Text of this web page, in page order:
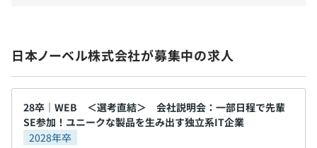
レベル1~5までの等級制人事考課
各職種、レベルに応じた給与制度が定められています。
前年度の月平均所定外労働時間の実績
前年度の有給休暇の平均取得日数
13.1日
前事業年度の育児休業取得者数／出産者数
日本ノーベル株式会社が募集中の求人
28卒｜WEB ＜選考直結＞ 会社説明会：一部日程で先輩
SE参加！ユニークな製品を生み出す独立系IT企業
2028年卒